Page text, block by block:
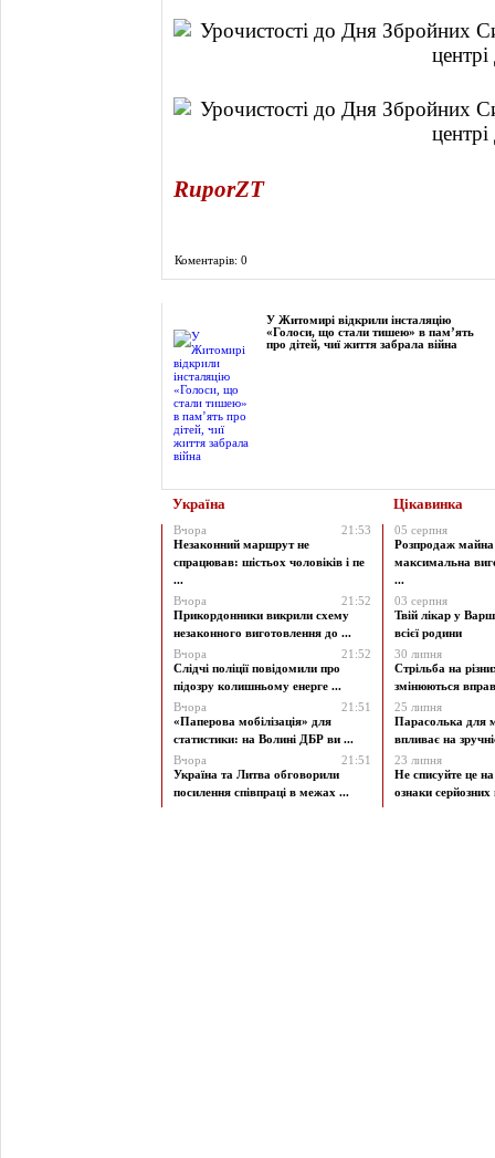
RuporZT
Коментарів: 0
У Житомирі відкрили інсталяцію
«Голоси, що стали тишею» в пам’ять
про дітей, чиї життя забрала війна
Україна Цікавинка
Вчора
21:53
Незаконний маршрут не
спрацював: шістьох чоловіків і пе
...
Вчора
21:52
Прикордонники викрили схему
незаконного виготовлення до ...
Вчора
21:52
Слідчі поліції повідомили про
підозру колишньому енерге ...
Вчора
21:51
«Паперова мобілізація» для
статистики: на Волині ДБР ви ...
Вчора
21:51
Україна та Литва обговорили
посилення співпраці в межах ...
05 серпня
Розпродаж майна
максимальна
...
03 серпня
Твій лікар у
всієї родини
30 липня
Стрільба на
змінюються
25 липня
Парасолька для
впливає на
23 липня
Не списуйте це
ознаки